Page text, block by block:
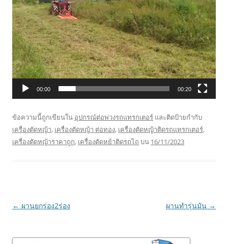
00:00 00:20
ข้อความนี้ถูกเขียนใน อุปกรณ์ต่อพ่วงรถแทรกเตอร์ และติดป้ายกำกับ
เครื่องตัดหญ้า, เครื่องตัดหญ้า ต่อทอง, เครื่องตัดหญ้าติดรถแทรกเตอร์,
เครื่องตัดหญ้าราคาถูก, เครื่องตัดหย้าติดรถไถ บน 16/11/2023
เมนู
← ผานยกร่อง2ร่อง ผานทำรุ่นมัน →